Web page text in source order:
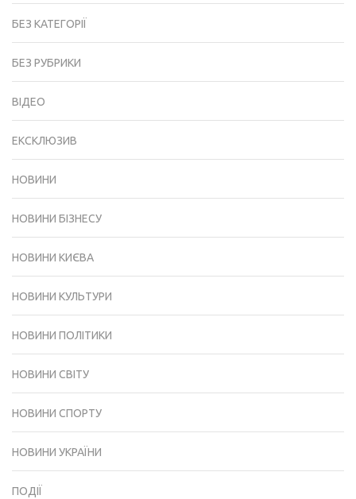
БЕЗ КАТЕГОРІЇ
БЕЗ РУБРИКИ
ВІДЕО
ЕКСКЛЮЗИВ
НОВИНИ
НОВИНИ БІЗНЕСУ
НОВИНИ КИЄВА
НОВИНИ КУЛЬТУРИ
НОВИНИ ПОЛІТИКИ
НОВИНИ СВІТУ
НОВИНИ СПОРТУ
НОВИНИ УКРАЇНИ
ПОДІЇ